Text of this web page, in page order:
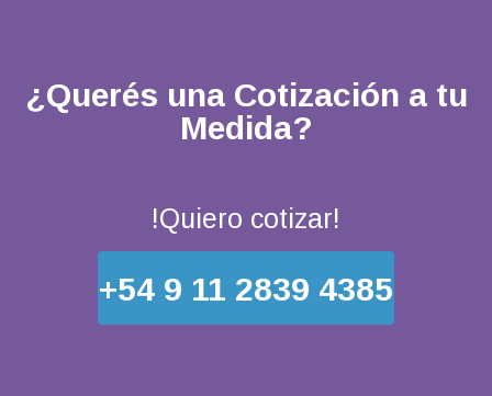
¿Querés una Cotización a tu
Medida?
!Quiero cotizar!
+54 9 11 2839 4385